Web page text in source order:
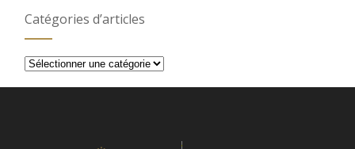
Catégories d’articles
Catégories